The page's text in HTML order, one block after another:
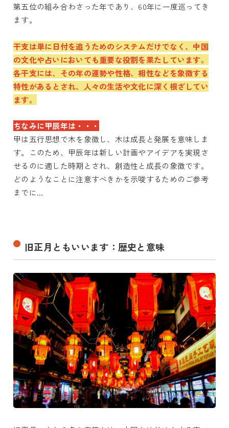
第五位の組み合わさった年であり、60年に一度巡ってき
ます。
干支は単に日付を追うためのシステムだけでなく、中国
の文化や占いにおいても重要な役割を果たしています。
各干支には、その年の運勢や性格、相性などを象徴する
特性があるとされ、人々の生活や文化に深く根ざしてい
ます。
ちなみに甲辰年は・・・
甲は五行思想で木を象徴し、木は成長と発展を意味しま
す。このため、甲辰年は新しい計画やアイデアを実現さ
せるのに適した時期とされ、創造性と成長の象徴です。
どのようなことに注意すべきかを示唆するためのご参考
までに…
旧正月ともいいます：歴史と意味